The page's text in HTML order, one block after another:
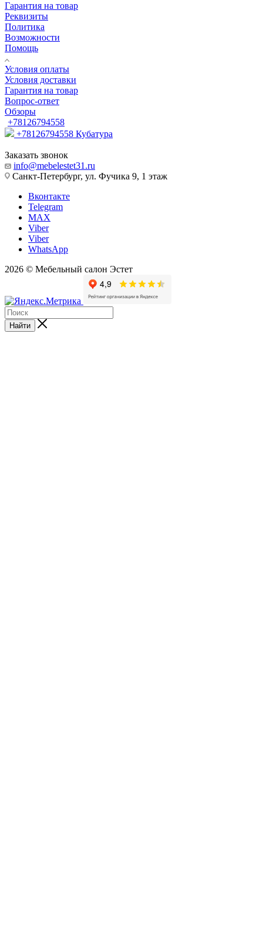
Гарантия на товар
Реквизиты
Политика
Возможности
Помощь
Условия оплаты
Условия доставки
Гарантия на товар
Вопрос-ответ
Обзоры
+78126794558
+78126794558 Кубатура
Заказать звонок
info@mebelestet31.ru
Санкт-Петербург, ул. Фучика 9, 1 этаж
Вконтакте
Telegram
MAX
Viber
Viber
WhatsApp
2026 © Мебельный салон Эстет
Найти